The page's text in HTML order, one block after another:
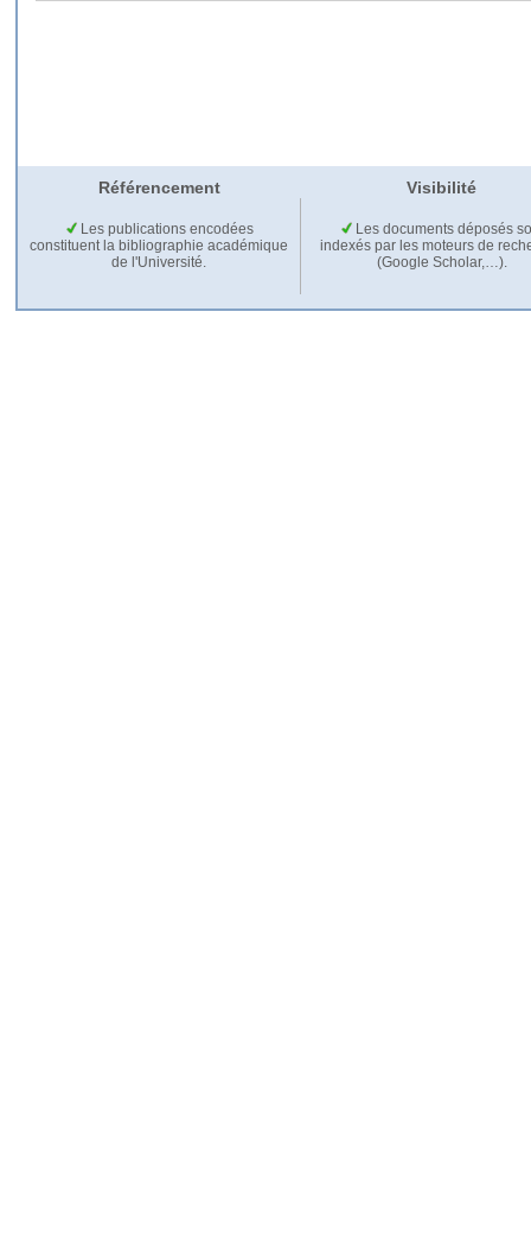
Référencement Visibilité
Les publications encodées
constituent la bibliographie académique
de l'Université.
Les documents déposés
indexés par les moteurs de
(Google Scholar,…).